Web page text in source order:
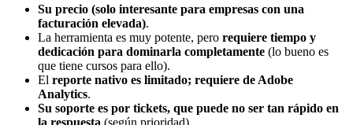
Su precio (solo interesante para empresas con una
facturación elevada).
La herramienta es muy potente, pero requiere tiempo y
dedicación para dominarla completamente (lo bueno es
que tiene cursos para ello).
El reporte nativo es limitado; requiere de Adobe
Analytics.
Su soporte es por tickets, que puede no ser tan rápido en
la respuesta (según prioridad).